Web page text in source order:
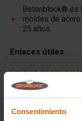
Consentimiento
Betonblock® es
moldes de
25 años.
Enlaces útiles
Equipos de
Accesorios
Preguntas